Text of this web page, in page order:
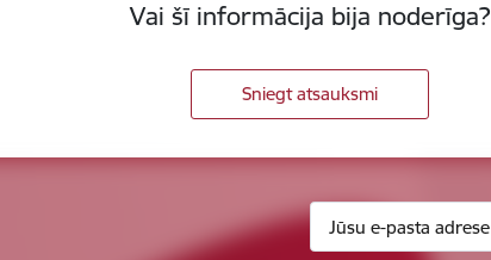
Vai šī informācija bija noderīga?
Sniegt atsauksmi